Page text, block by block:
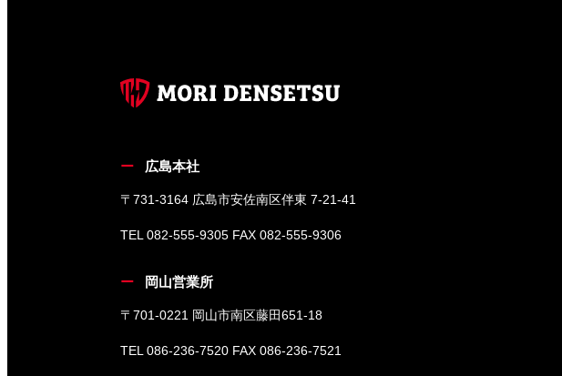
広島本社
〒731-3164 広島市安佐南区伴東 7-21-41
TEL 082-555-9305 FAX 082-555-9306
岡山営業所
〒701-0221 岡山市南区藤田651-18
TEL 086-236-7520 FAX 086-236-7521